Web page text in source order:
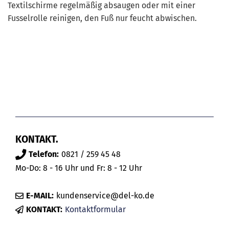
Textilschirme regelmäßig absaugen oder mit einer
Fusselrolle reinigen, den Fuß nur feucht abwischen.
KONTAKT.
Telefon: 0821 / 259 45 48
Mo-Do: 8 - 16 Uhr und Fr: 8 - 12 Uhr
E-MAIL: kundenservice@del-ko.de
KONTAKT: Kontaktformular